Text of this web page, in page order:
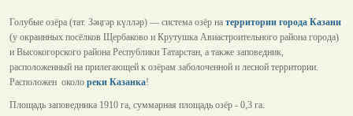
Голубые озёра (тат. Зәңгәр күлләр) — система озёр на территории города Казани
(у окраинных посёлков Щербаково и Крутушка Авиастроительного района города)
и Высокогорского района Республики Татарстан, а также заповедник,
расположенный на прилегающей к озёрам заболоченной и лесной территории.
Расположен около реки Казанка!
Площадь заповедника 1910 га, суммарная площадь озёр - 0,3 га.